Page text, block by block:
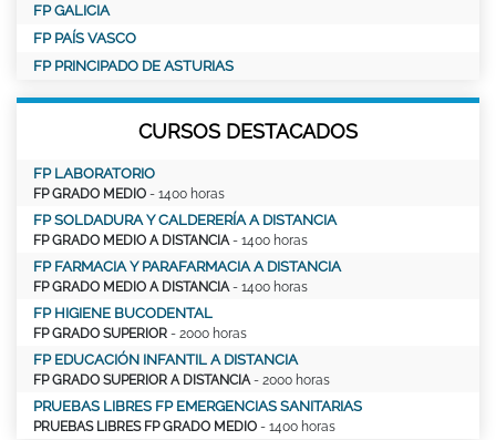
FP GALICIA
FP PAÍS VASCO
FP PRINCIPADO DE ASTURIAS
CURSOS DESTACADOS
FP LABORATORIO
FP GRADO MEDIO - 1400 horas
FP SOLDADURA Y CALDERERÍA A DISTANCIA
FP GRADO MEDIO A DISTANCIA - 1400 horas
FP FARMACIA Y PARAFARMACIA A DISTANCIA
FP GRADO MEDIO A DISTANCIA - 1400 horas
FP HIGIENE BUCODENTAL
FP GRADO SUPERIOR - 2000 horas
FP EDUCACIÓN INFANTIL A DISTANCIA
FP GRADO SUPERIOR A DISTANCIA - 2000 horas
PRUEBAS LIBRES FP EMERGENCIAS SANITARIAS
PRUEBAS LIBRES FP GRADO MEDIO - 1400 horas